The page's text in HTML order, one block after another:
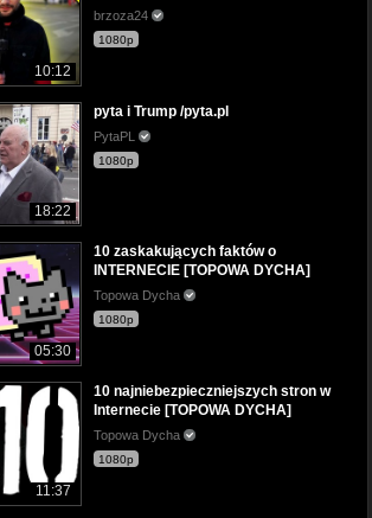
10:12
brzoza24
1080p
18:22
pyta i Trump /pyta.pl
PytaPL
1080p
05:30
10 zaskakujących faktów o
INTERNECIE [TOPOWA DYCHA]
Topowa Dycha
1080p
11:37
10 najniebezpieczniejszych stron w
Internecie [TOPOWA DYCHA]
Topowa Dycha
1080p